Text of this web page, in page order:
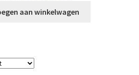
aan winkelwagen